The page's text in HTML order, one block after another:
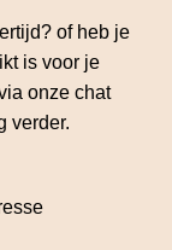
of heb je
is voor je
onze chat
verder.